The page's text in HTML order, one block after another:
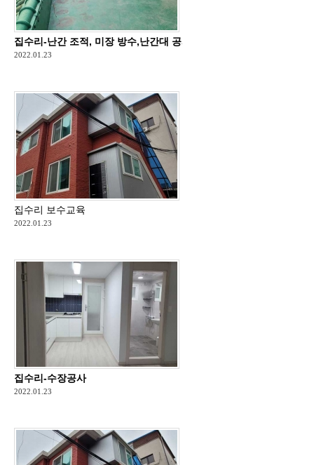
집수리-난간 조적, 미장 방수,난간대 공사
2022.01.23
집수리 보수교육
2022.01.23
집수리-수장공사
2022.01.23